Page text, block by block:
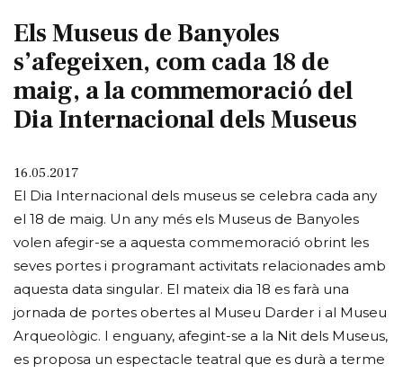
Els Museus de Banyoles
s’afegeixen, com cada 18 de
maig, a la commemoració del
Dia Internacional dels Museus
16.05.2017
El Dia Internacional dels museus se celebra cada any
el 18 de maig. Un any més els Museus de Banyoles
volen afegir-se a aquesta commemoració obrint les
seves portes i programant activitats relacionades amb
aquesta data singular. El mateix dia 18 es farà una
jornada de portes obertes al Museu Darder i al Museu
Arqueològic. I enguany, afegint-se a la Nit dels Museus,
es proposa un espectacle teatral que es durà a terme